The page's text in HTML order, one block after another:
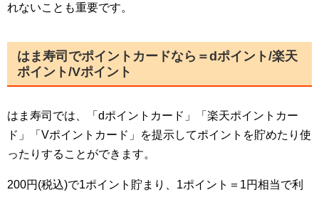
れないことも重要です。
はま寿司でポイントカードなら＝dポイント/楽天
ポイント/Vポイント
はま寿司では、「dポイントカード」「楽天ポイントカー
ド」「Vポイントカード」を提示してポイントを貯めたり使
ったりすることができます。
200円(税込)で1ポイント貯まり、1ポイント＝1円相当で利